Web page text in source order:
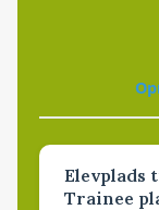
Elevplads
Trainee